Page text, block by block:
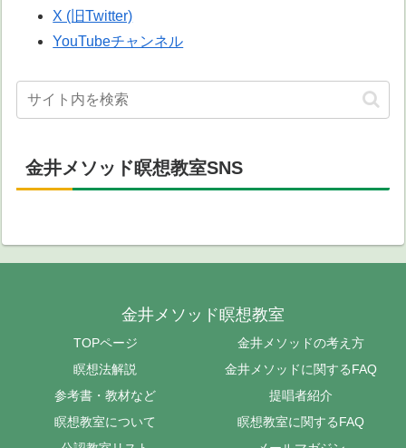
X (旧Twitter)
YouTubeチャンネル
金井メソッド瞑想教室SNS
金井メソッド瞑想教室
TOPページ
金井メソッドの考え方
瞑想法解説
金井メソッドに関するFAQ
参考書・教材など
提唱者紹介
瞑想教室について
瞑想教室に関するFAQ